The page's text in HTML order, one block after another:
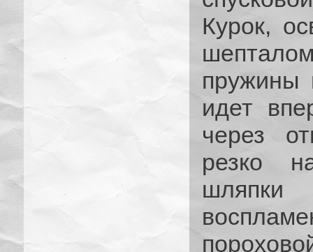
Курок,
пружины
идет
через
резко
шляпки